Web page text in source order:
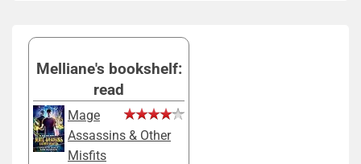
Melliane's bookshelf:
read
Mage
Assassins & Other
Misfits